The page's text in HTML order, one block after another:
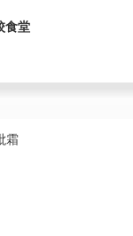
食堂
霜